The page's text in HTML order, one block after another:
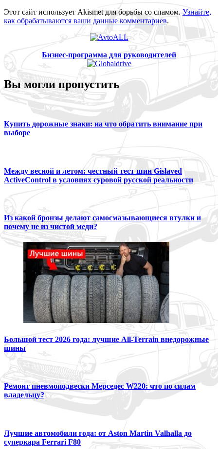
Этот сайт использует Akismet для борьбы со спамом. Узнайте,
как обрабатываются ваши данные комментариев.
Бизнес-программа для руководителей
Вы могли пропустить
Купить дорожные знаки: на что обратить внимание при
выборе
Между весной и летом: честный тест шин Gislaved
ActiveControl в условиях суровой русской реальности
Из какой бронзы делают самосмазывающиеся втулки и
почему не из чистой меди?
Большой тест 2026 года: лучшие All-Terrain внедорожные
шины
Ремонт пневмоподвески Мерседес W220: что по силам
владельцу?
Лучшие автомобили года: от Aston Martin Valhalla до
суперкара Ferrari F80